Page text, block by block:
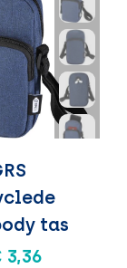
tas
3,36